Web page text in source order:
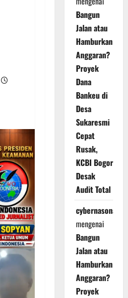
Bangun
Jalan atau
Hamburkan
Anggaran?
Proyek
Dana
Bankeu di
Desa
Sukaresmi
Cepat
Rusak,
KCBI Bogor
Desak
Audit Total
cybernasonal
mengenai
Bangun
Jalan atau
Hamburkan
Anggaran?
Proyek